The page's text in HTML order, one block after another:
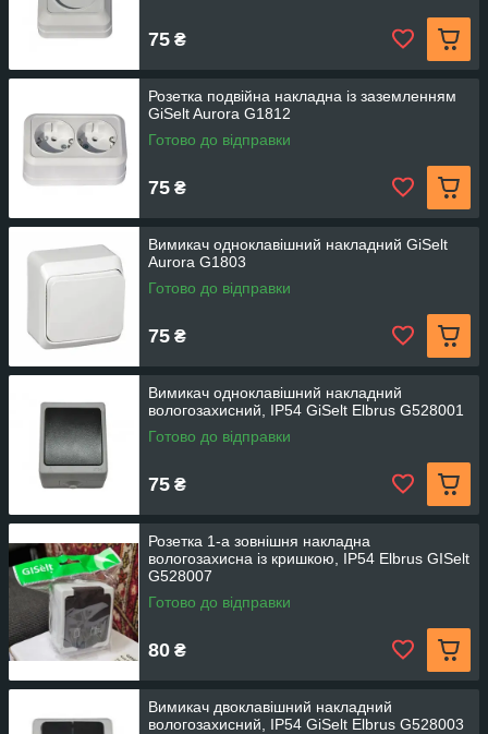
75 ₴
Розетка подвійна накладна із заземленням
GiSelt Aurora G1812
Готово до відправки
75 ₴
Вимикач одноклавішний накладний GiSelt
Aurora G1803
Готово до відправки
75 ₴
Вимикач одноклавішний накладний
вологозахисний, IP54 GiSelt Elbrus G528001
Готово до відправки
75 ₴
Розетка 1-а зовнішня накладна
вологозахисна із кришкою, IP54 Elbrus GISelt
G528007
Готово до відправки
80 ₴
Вимикач двоклавішний накладний
вологозахисний, IP54 GiSelt Elbrus G528003